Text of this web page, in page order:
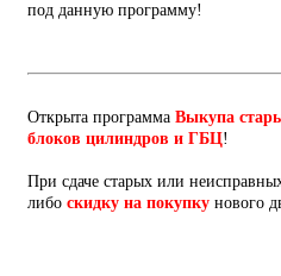
под данную программу!
Открыта программа Выкупа
блоков цилиндров и ГБЦ!
При сдаче старых или
либо скидку на покупку нового